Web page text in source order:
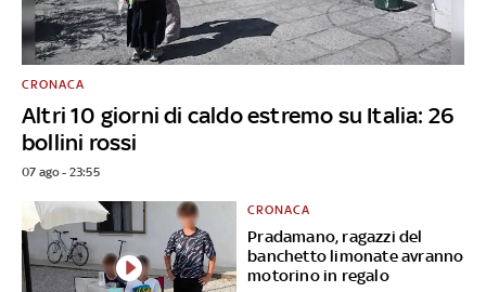
Altri 10 giorni di caldo estremo su Italia: 26
bollini rossi
CRONACA
07 ago - 23:55
Pradamano, ragazzi del
banchetto limonate avranno
motorino in regalo
CRONACA